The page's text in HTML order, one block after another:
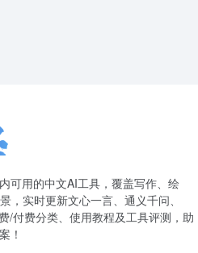
可用的中文AI工具，覆盖写作、绘
，实时更新文心一言、通义千问、
/付费分类、使用教程及工具评测，助
！